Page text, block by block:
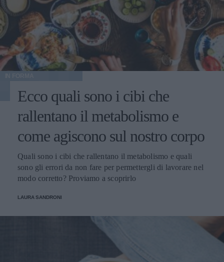
Ecco quali sono i cibi che
rallentano il metabolismo e
come agiscono sul nostro corpo
Quali sono i cibi che rallentano il metabolismo e quali
sono gli errori da non fare per permettergli di lavorare nel
modo corretto? Proviamo a scoprirlo
LAURA SANDRONI